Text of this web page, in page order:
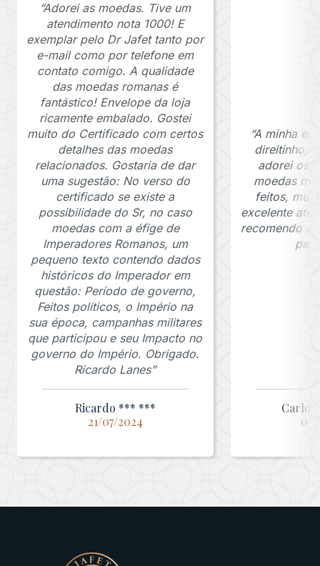
“Adorei as moedas. Tive um
atendimento nota 1000! E
exemplar pelo Dr Jafet tanto por
e-mail como por telefone em
contato comigo. A qualidade
das moedas romanas é
fantástico! Envelope da loja
ricamente embalado. Gostei
muito do Certificado com certos
detalhes das moedas
relacionados. Gostaria de dar
uma sugestão: No verso do
certificado se existe a
possibilidade do Sr, no caso
moedas com a éfige de
Imperadores Romanos, um
pequeno texto contendo dados
históricos do Imperador em
questão: Período de governo,
Feitos políticos, o Império na
sua época, campanhas militares
que participou e seu Impacto no
governo do Império. Obrigado.
Ricardo Lanes”
Ricardo *** ***
21/07/2024
“A minha
direitinho,
adorei os
moedas
feitos,
excelente
recomendo o
03/